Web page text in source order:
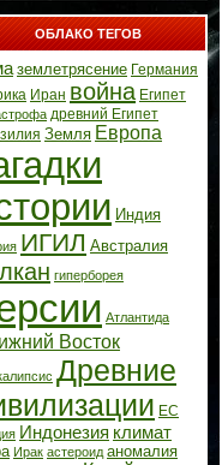
ОБЛАКО ТЕГОВ
землетрясение Германия
Иран война Египет
древний Египет
Земля Европа
Индия
ИГИЛ Австралия
гиперборея
Атлантида
Восток
Древние
ЕС
Индонезия климат
Ирак астероид аномалия